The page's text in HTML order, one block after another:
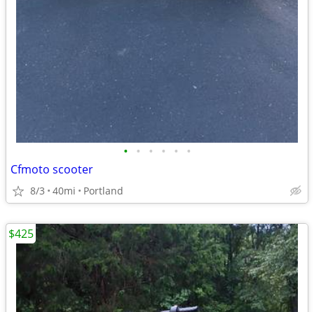
• • • • • •
Cfmoto scooter
8/3 40mi Portland
$425